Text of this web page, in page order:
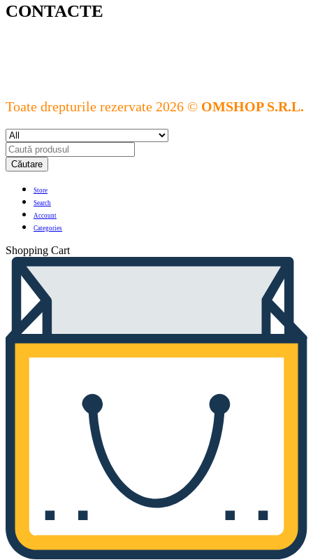
CONTACTE
Toate drepturile rezervate 2026 © OMSHOP S.R.L.
Căutare
Store
Search
Account
Categories
Shopping Cart